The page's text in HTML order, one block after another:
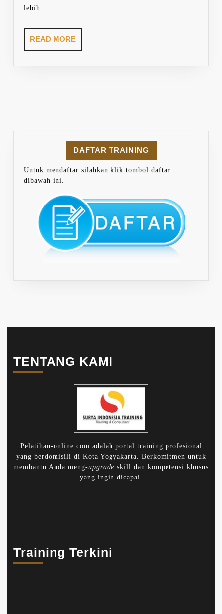
lebih
READ MOREREAD
MORE
DAFTAR TRAINING
Untuk mendaftar silahkan klik tombol daftar
dibawah ini.
TENTANG KAMI
Pelatihan-online.com adalah portal training profesional
yang berdomisili di Kota Yogyakarta. Berkomitmen untuk
membantu Anda meng-upgrade skill dan kompetensi khusus
yang ingin dicapai.
Training Terkini